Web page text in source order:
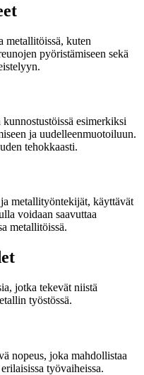
metallitöissä, kuten
pyöristämiseen sekä
esimerkiksi
ja uudelleenmuotoiluun.
tehokkaasti.
metallityöntekijät, käyttävät
voidaan saavuttaa
metallitöissä.
jotka tekevät niistä
työstössä.
nopeus, joka mahdollistaa
työvaiheissa.